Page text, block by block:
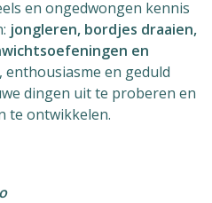
en ongedwongen kennis
jongleren, bordjes draaien,
en
enthousiasme en geduld
dingen uit te proberen en
te ontwikkelen.